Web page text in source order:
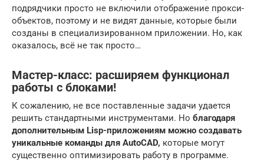
подрядчики просто не включили отображение прокси-
объектов, поэтому и не видят данные, которые были
созданы в специализированном приложении. Но, как
оказалось, всё не так просто…
Мастер-класс: расширяем функционал
работы с блоками!
К сожалению, не все поставленные задачи удается
решить стандартными инструментами. Но благодаря
дополнительным Lisp-приложениям можно создавать
уникальные команды для AutoCAD, которые могут
существенно оптимизировать работу в программе.